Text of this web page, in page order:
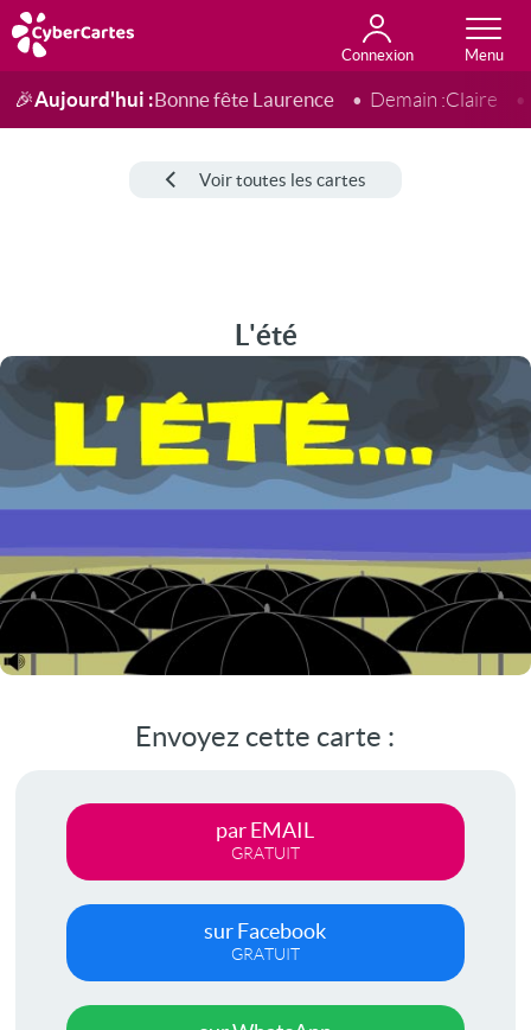
Connexion
Anniversaire
Fête du jour
Amour
Amitié
Merci
Toutes les cartes
🎉Aujourd'hui :Bonne fête Laurence Demain :Claire
Voir toutes les cartes
L'été
Envoyez cette carte :
par EMAIL
GRATUIT
sur Facebook
GRATUIT